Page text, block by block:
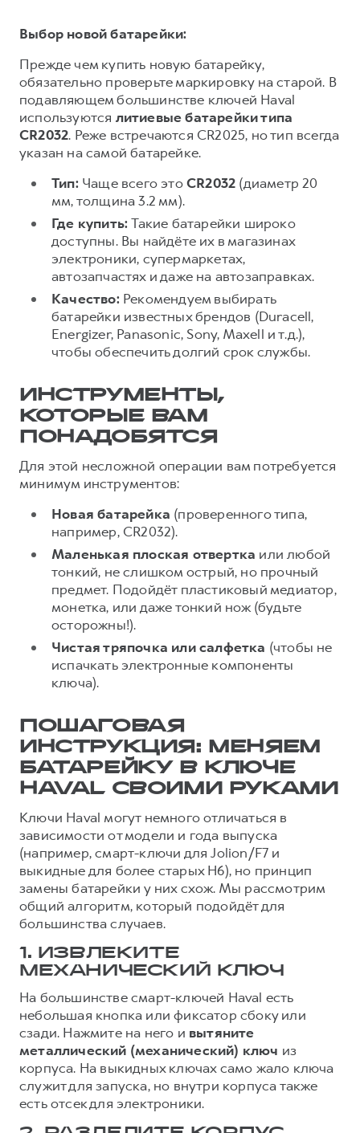
Выбор новой батарейки:
Прежде чем купить новую батарейку,
обязательно проверьте маркировку на старой. В
подавляющем большинстве ключей Haval
используются литиевые батарейки типа
CR2032. Реже встречаются CR2025, но тип всегда
указан на самой батарейке.
Тип:Чаще всего этоCR2032 (диаметр 20
мм, толщина 3.2 мм).
Где купить:Такие батарейки широко
доступны. Вы найдёте их в магазинах
электроники, супермаркетах,
автозапчастях и даже на автозаправках.
Качество:Рекомендуем выбирать
батарейки известных брендов (Duracell,
Energizer, Panasonic, Sony, Maxell и т.д.),
чтобы обеспечить долгий срок службы.
ИНСТРУМЕНТЫ,
КОТОРЫЕ ВАМ
ПОНАДОБЯТСЯ
Для этой несложной операции вам потребуется
минимум инструментов:
Новая батарейка (проверенного типа,
например, CR2032).
Маленькая плоская отвертка или любой
тонкий, не слишком острый, но прочный
предмет. Подойдёт пластиковый медиатор,
монетка, или даже тонкий нож (будьте
осторожны!).
Чистая тряпочка или салфетка (чтобы не
испачкать электронные компоненты
ключа).
ПОШАГОВАЯ
ИНСТРУКЦИЯ: МЕНЯЕМ
БАТАРЕЙКУ В КЛЮЧЕ
HAVAL СВОИМИ РУКАМИ
Ключи Haval могут немного отличаться в
зависимости от модели и года выпуска
(например, смарт-ключи для Jolion/F7 и
выкидные для более старых H6), но принцип
замены батарейки у них схож. Мы рассмотрим
общий алгоритм, который подойдёт для
большинства случаев.
1. ИЗВЛЕКИТЕ
МЕХАНИЧЕСКИЙ КЛЮЧ
На большинстве смарт-ключей Haval есть
небольшая кнопка или фиксатор сбоку или
сзади. Нажмите на него и вытяните
металлический (механический) ключ из
корпуса. На выкидных ключах само жало ключа
служит для запуска, но внутри корпуса также
есть отсек для электроники.